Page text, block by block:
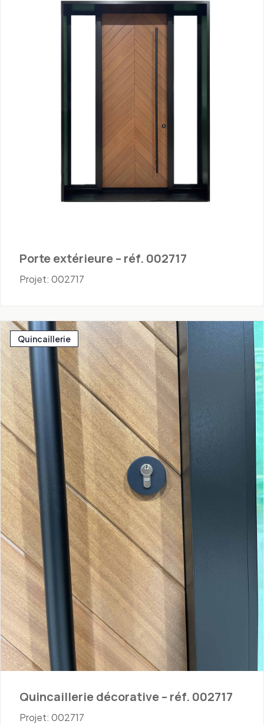
Porte extérieure – réf. 002717
Projet: 002717
Quincaillerie
Quincaillerie décorative – réf. 002717
Projet: 002717